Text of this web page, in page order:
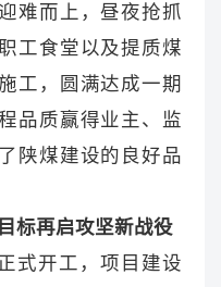
难而上，昼夜抢抓
工食堂以及提质煤
工，圆满达成一期
品质赢得业主、监
陕煤建设的良好品
标再启攻坚新战役
式开工，项目建设